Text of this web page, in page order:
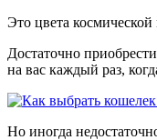
Это цвета
Достаточно
на вас каждый раз,
Но иногда